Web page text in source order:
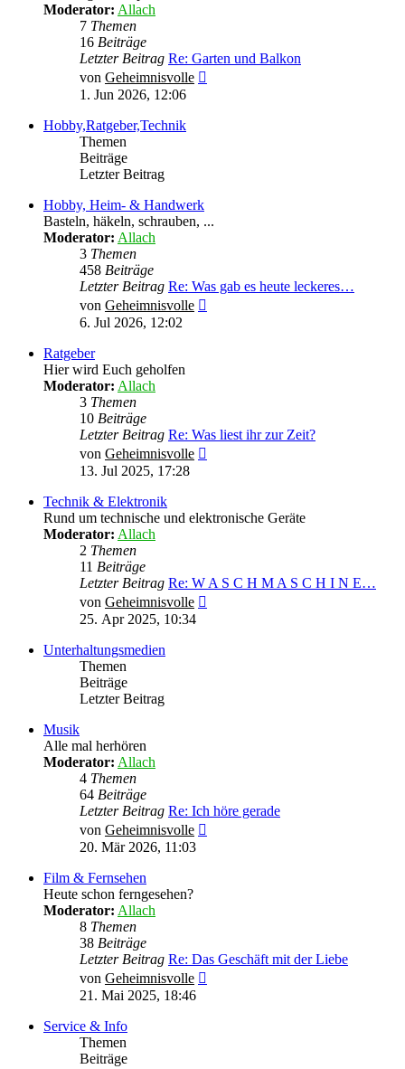
Moderator: Allach
7 Themen
16 Beiträge
Letzter Beitrag Re: Garten und Balkon
von Geheimnisvolle
1. Jun 2026, 12:06
Hobby,Ratgeber,Technik
Themen
Beiträge
Letzter Beitrag
Hobby, Heim- & Handwerk
Basteln, häkeln, schrauben, ...
Moderator: Allach
3 Themen
458 Beiträge
Letzter Beitrag Re: Was gab es heute leckeres…
von Geheimnisvolle
6. Jul 2026, 12:02
Ratgeber
Hier wird Euch geholfen
Moderator: Allach
3 Themen
10 Beiträge
Letzter Beitrag Re: Was liest ihr zur Zeit?
von Geheimnisvolle
13. Jul 2025, 17:28
Technik & Elektronik
Rund um technische und elektronische Geräte
Moderator: Allach
2 Themen
11 Beiträge
Letzter Beitrag Re: W A S C H M A S C H I N E…
von Geheimnisvolle
25. Apr 2025, 10:34
Unterhaltungsmedien
Themen
Beiträge
Letzter Beitrag
Musik
Alle mal herhören
Moderator: Allach
4 Themen
64 Beiträge
Letzter Beitrag Re: Ich höre gerade
von Geheimnisvolle
20. Mär 2026, 11:03
Film & Fernsehen
Heute schon ferngesehen?
Moderator: Allach
8 Themen
38 Beiträge
Letzter Beitrag Re: Das Geschäft mit der Liebe
von Geheimnisvolle
21. Mai 2025, 18:46
Service & Info
Themen
Beiträge